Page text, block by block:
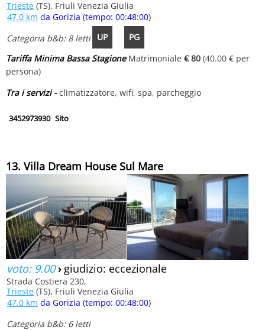
UP PG
Trieste (TS), Friuli Venezia Giulia
47.0 km da Gorizia (tempo: 00:48:00)
Categoria b&b: 8 letti
Tariffa Minima Bassa StagioneMatrimoniale € 80 (40.00 € per
persona)
Tra i servizi -climatizzatore, wifi, spa, parcheggio
3452973930 Sito
13. Villa Dream House Sul Mare
voto: 9.00› giudizio: eccezionale
Strada Costiera 230,
Trieste (TS), Friuli Venezia Giulia
47.0 km da Gorizia (tempo: 00:48:00)
Categoria b&b: 6 letti